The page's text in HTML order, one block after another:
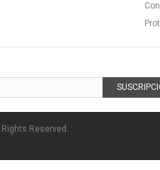
Reserved.